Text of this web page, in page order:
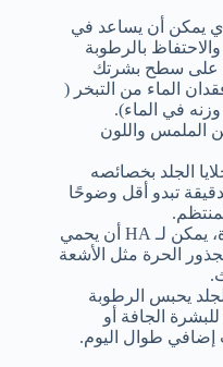
يمكن أن يساعد في
بالرطوبة
على سطح بشرتك
الماء من التبخر (
الملمس واللون
الجلد بخصائصه
تبدو أقل وضوحًا
نظرًا لخصائصه المضادة للأكسدة، يمكن لـ HA أن يحمي
الحرة مثل الأشعة
يحبس الرطوبة
الجافة أو
إضافي طوال اليوم.